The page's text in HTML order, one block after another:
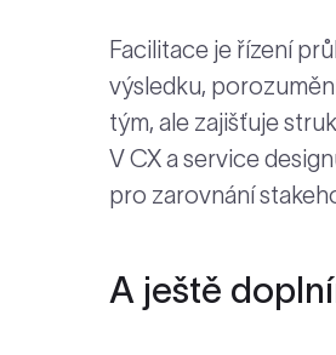
Facilitace je řízení
výsledku,
tým, ale zajišťuje
V CX a service
pro zarovnání
A ještě